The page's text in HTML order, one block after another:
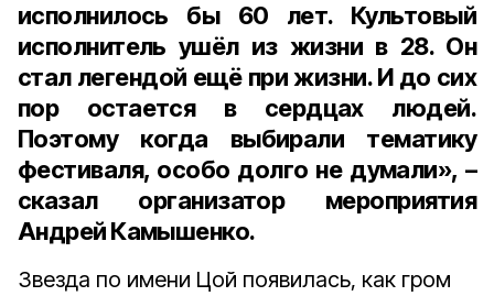
исполнилось бы 60 лет. Культовый
исполнитель ушёл из жизни в 28. Он
стал легендой ещё при жизни. И до сих
пор остается в сердцах людей.
Поэтому когда выбирали тематику
фестиваля, особо долго не думали», –
сказал организатор мероприятия
Андрей Камышенко.
Звезда по имени Цой появилась, как гром